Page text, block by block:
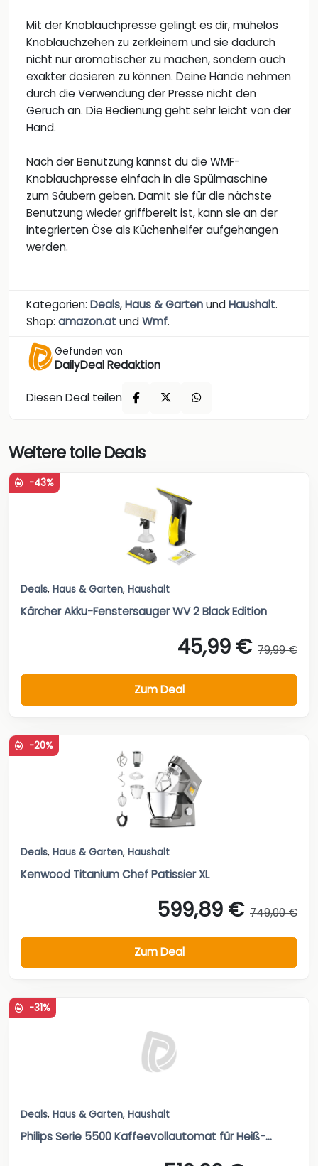
Mit der Knoblauchpresse gelingt es dir, mühelos
Knoblauchzehen zu zerkleinern und sie dadurch
nicht nur aromatischer zu machen, sondern auch
exakter dosieren zu können. Deine Hände nehmen
durch die Verwendung der Presse nicht den
Geruch an. Die Bedienung geht sehr leicht von der
Hand.
Nach der Benutzung kannst du die WMF-
Knoblauchpresse einfach in die Spülmaschine
zum Säubern geben. Damit sie für die nächste
Benutzung wieder griffbereit ist, kann sie an der
integrierten Öse als Küchenhelfer aufgehangen
werden.
Kategorien: Deals,Haus & GartenundHaushalt.
Shop: amazon.atundWmf.
Gefunden von
DailyDeal Redaktion
Diesen Deal teilen
Weitere tolle Deals
-43%
Deals, Haus & Garten, Haushalt
Kärcher Akku-Fenstersauger WV 2 Black Edition
45,99 € 79,99 €
Zum Deal
-20%
Deals, Haus & Garten, Haushalt
Kenwood Titanium Chef Patissier XL
599,89 € 749,00 €
Zum Deal
-31%
Deals, Haus & Garten, Haushalt
Philips Serie 5500 Kaffeevollautomat für Heiß-...